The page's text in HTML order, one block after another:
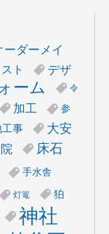
ーダーメイ
ト
デザ
ーム 令
加工
参
工事
大安
床石
手水舎
灯篭
狛
神社